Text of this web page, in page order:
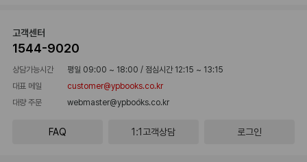
고객센터
1544-9020
상담가능시간 평일 09:00 ~ 18:00 / 점심시간 12:15 ~ 13:15
대표 메일
customer@ypbooks.co.kr
대량 주문
webmaster@ypbooks.co.kr
FAQ 1:1고객상담 로그인